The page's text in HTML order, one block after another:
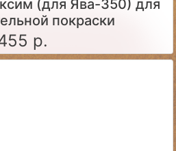
(для Ява-350) для
покраски
р.